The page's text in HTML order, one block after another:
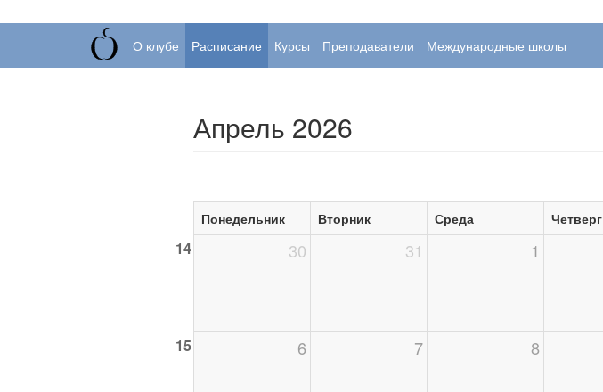
О клубе Расписание Курсы Преподаватели Международные школы
Апрель 2026
Понедельник Вторник Среда Четверг
14 30 31 1
15 6 7 8